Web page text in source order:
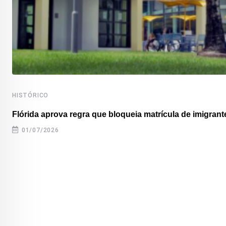
HISTÓRICO
Flórida aprova regra que bloqueia matrícula de
01/07/2026